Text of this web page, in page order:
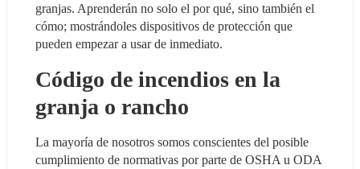
granjas. Aprenderán no solo el por qué, sino también el
cómo; mostrándoles dispositivos de protección que
pueden empezar a usar de inmediato.
Código de incendios en la
granja o rancho
La mayoría de nosotros somos conscientes del posible
cumplimiento de normativas por parte de OSHA u ODA